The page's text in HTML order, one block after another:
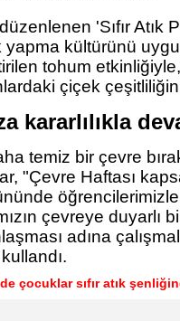
'Sıfır Atık
kültürünü
tohum
çiçek
kararlılıkla
temiz bir çevre
"Çevre Haftası
çevreye duyarlı
adına
çocuklar sıfır atık